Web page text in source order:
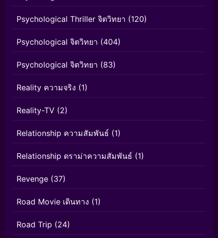
Psychological Thriller จิตวิทยา (120)
Psychological จิตวิทยา (404)
Psychological จิตวิทยา (83)
Reality ความจริง (1)
Reality-TV (2)
Relationship ความสัมพันธ์ (1)
Relationship ดราม่าความสัมพันธ์ (1)
Revenge (37)
Road Movie เดินทาง (1)
Road Trip (24)